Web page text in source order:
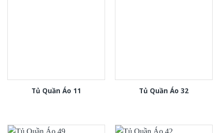
Tủ Quần Áo 11 Tủ Quần Áo 32